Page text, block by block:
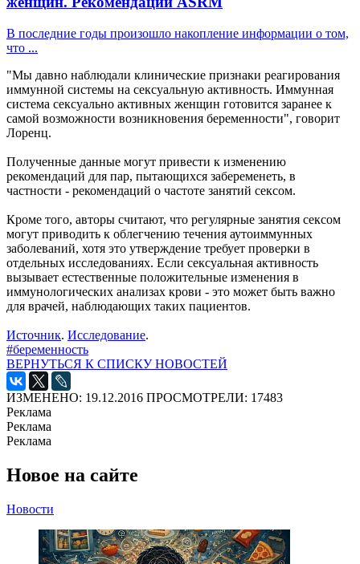
В последние годы произошло накопление информации о том,
что ...
"Мы давно наблюдали клинические признаки реагирования
иммунной системы на сексуальную активность. Иммунная
система сексуально активных женщин готовится заранее к
самой возможности возникновения беременности", говорит
Лоренц.
Полученные данные могут привести к изменению
рекомендаций для пар, пытающихся забеременеть, в
частности - рекомендаций о частоте занятий сексом.
Кроме того, авторы считают, что регулярные занятия сексом
могут приводить к облегчению течения аутоиммунных
заболеваний, хотя это утверждение требует проверки в
отдельных исследованиях. Если сексуальная активность
вызывает естественные положительные изменения в
иммунологических анализах крови - это может быть важно
для врачей, наблюдающих таких пациентов.
Источник. Исследование.
#беременность
ВЕРНУТЬСЯ К СПИСКУ НОВОСТЕЙ
ИЗМЕНЕНО: 19.12.2016 ПРОСМОТРЕЛИ: 17483
Реклама
Реклама
Реклама
Новое на сайте
Новости